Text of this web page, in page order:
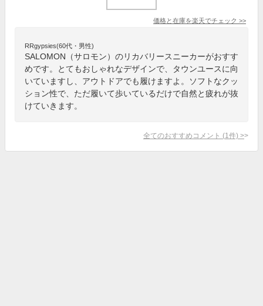
価格と在庫を楽天でチェック >>
RRgypsies(60代・男性)
SALOMON（サロモン）のリカバリースニーカーがおすす
めです。とてもおしゃれなデザインで、タウンユースに向
いていますし、アウトドアでも履けますよ。ソフトなクッ
ション性で、ただ履いて歩いているだけで自然と疲れが抜
けていきます。
全てのおすすめコメント (1 件) >